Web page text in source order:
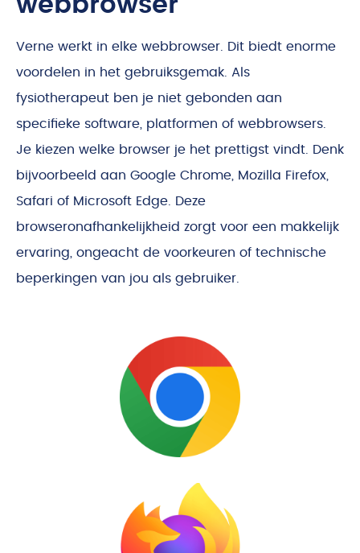
Verne werkt in elke webbrowser. Dit biedt enorme
voordelen in het gebruiksgemak. Als
fysiotherapeut ben je niet gebonden aan
specifieke software, platformen of webbrowsers.
Je kiezen welke browser je het prettigst vindt. Denk
bijvoorbeeld aan Google Chrome, Mozilla Firefox,
Safari of Microsoft Edge. Deze
browseronafhankelijkheid zorgt voor een makkelijk
ervaring, ongeacht de voorkeuren of technische
beperkingen van jou als gebruiker.